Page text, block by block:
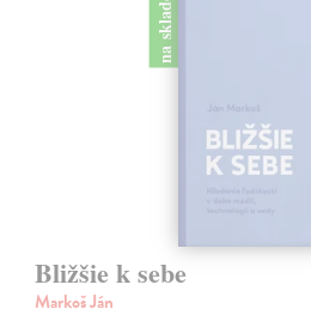
na sklade
Bližšie k sebe
Markoš Ján